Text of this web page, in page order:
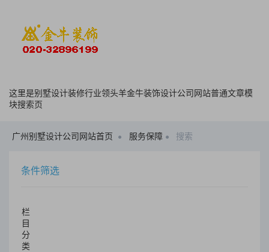
这里是别墅设计装修行业领头羊金牛装饰设计公司网站普通文章模
块搜索页
广州别墅设计公司网站首页 服务保障 搜索
条件筛选
栏
目
分
类